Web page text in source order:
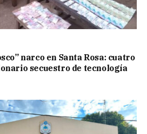
narco en Santa Rosa: cuatro
secuestro de tecnología